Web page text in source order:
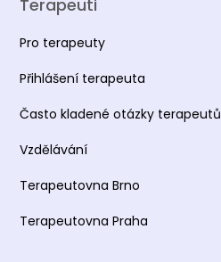
Terapeuti
Pro terapeuty
Přihlášení terapeuta
Často kladené otázky terapeutů
Vzdělávání
Terapeutovna Brno
Terapeutovna Praha